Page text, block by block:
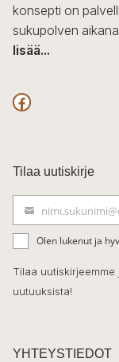
konsepti on
sukupolven
lisää...
F
c
e
b
o
o
k
Tilaa uutiskirje
ä
h
k
t
Olen lukenut ja
Tilaa
uutuuksista!
YHTEYSTIEDOT